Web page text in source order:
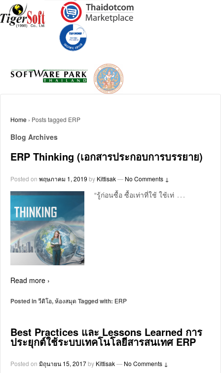
Home › Posts tagged ERP
Blog Archives
ERP Thinking (เอกสารประกอบการบรรยาย)
Posted on พฤษภาคม 1, 2019 by Kittisak— No Comments ↓
“รู้ก่อนซื้อ ซื้อเท่าที่ใช้ ใช้เท่ …
Read more ›
Posted inวีดิโอ,ห้องสมุด Tagged with: ERP
Best Practices และ Lessons Learned การ
ประยุกต์ใช้ระบบเทคโนโลยีสารสนเทศ ERP
Posted on มิถุนายน 15, 2017by Kittisak— No Comments ↓